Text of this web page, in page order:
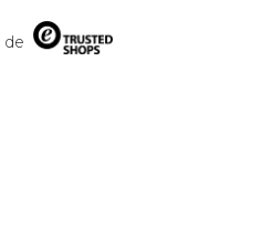
de